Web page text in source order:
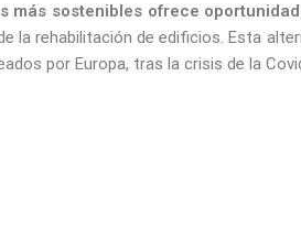
más sostenibles ofrece
la rehabilitación de edificios. Esta
por Europa, tras la crisis de la